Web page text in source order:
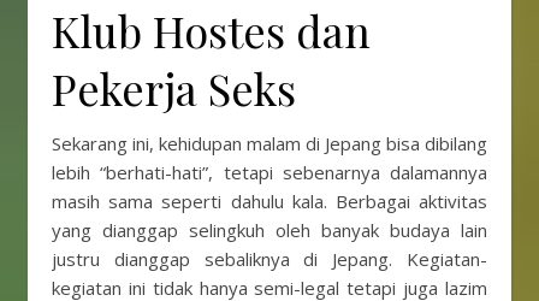
Klub Hostes dan
Pekerja Seks
Sekarang ini, kehidupan malam di Jepang bisa dibilang
lebih “berhati-hati”, tetapi sebenarnya dalamannya
masih sama seperti dahulu kala. Berbagai aktivitas
yang dianggap selingkuh oleh banyak budaya lain
justru dianggap sebaliknya di Jepang. Kegiatan-
kegiatan ini tidak hanya semi-legal tetapi juga lazim